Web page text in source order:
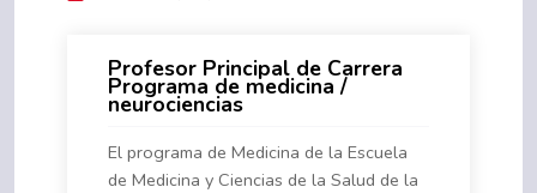
Profesor Principal de Carrera
Programa de medicina /
neurociencias
El programa de Medicina de la Escuela
de Medicina y Ciencias de la Salud de la